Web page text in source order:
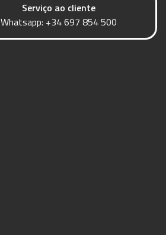
Serviço ao cliente
Whatsapp: +34 697 854 500